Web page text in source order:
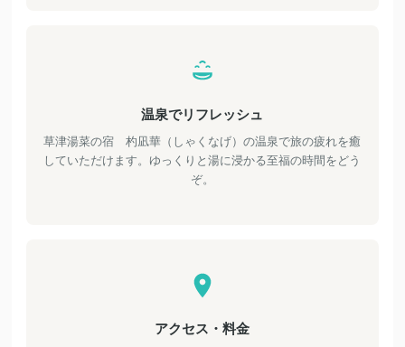
温泉でリフレッシュ
草津湯菜の宿 杓凪華（しゃくなげ）の温泉で旅の疲れを癒
していただけます。ゆっくりと湯に浸かる至福の時間をどう
ぞ。
アクセス・料金